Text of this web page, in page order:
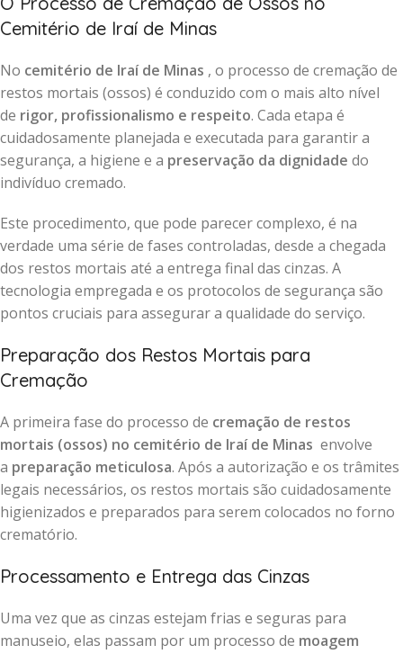
Cemitério de Iraí de Minas
No cemitério de Iraí de Minas , o processo de cremação de
restos mortais (ossos) é conduzido com o mais alto nível
de rigor, profissionalismo e respeito. Cada etapa é
cuidadosamente planejada e executada para garantir a
segurança, a higiene e a preservação da dignidade do
indivíduo cremado.
Este procedimento, que pode parecer complexo, é na
verdade uma série de fases controladas, desde a chegada
dos restos mortais até a entrega final das cinzas. A
tecnologia empregada e os protocolos de segurança são
pontos cruciais para assegurar a qualidade do serviço.
Preparação dos Restos Mortais para
Cremação
A primeira fase do processo de cremação de restos
mortais (ossos) no cemitério de Iraí de Minas envolve
a preparação meticulosa. Após a autorização e os trâmites
legais necessários, os restos mortais são cuidadosamente
higienizados e preparados para serem colocados no forno
crematório.
Processamento e Entrega das Cinzas
Uma vez que as cinzas estejam frias e seguras para
manuseio, elas passam por um processo de moagem